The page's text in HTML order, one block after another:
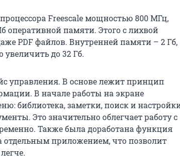
Freescale мощностью 800 МГц,
оперативной памяти. Этого с лихвой
PDF файлов. Внутренней памяти – 2 Гб,
увеличить до 32 Гб.
управления. В основе лежит принцип
В начале работы на экране
библиотека, заметки, поиск и
Это значительно облегчает работу с
Также была доработана функция
отдельным приложением, что позволит